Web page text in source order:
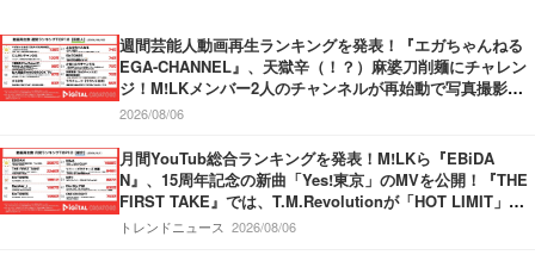
週間芸能人動画再生ランキングを発表！『エガちゃんねる
EGA-CHANNEL』、天獄辛（！？）麻婆刀削麺にチャレン
ジ！M!LKメンバー2人のチャンネルが再始動で写真撮影！
『中田敦彦のYouTube大学 – NAKATA UNIVERSITY』、日
2026/08/06
月間YouTub総合ランキングを発表！M!LKら『EBiDA
N』、15周年記念の新曲「Yes!東京」のMVを公開！『THE
FIRST TAKE』では、T.M.Revolutionが「HOT LIMIT」を
披露！『SixTONES』新曲「マイオンリー」のMVを公開！
トレンドニュース 2026/08/06